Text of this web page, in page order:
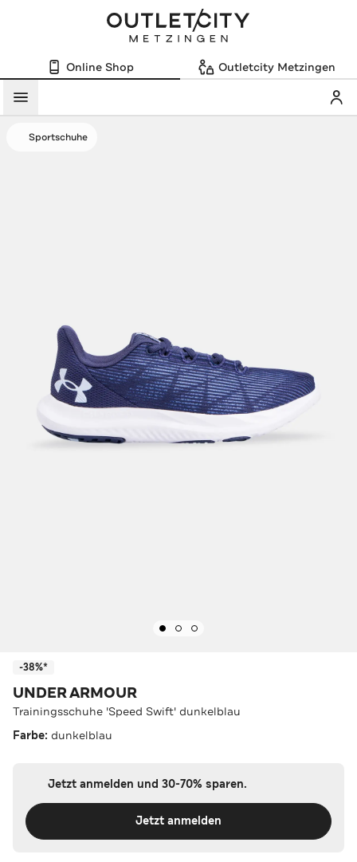
Online Shop Outletcity Metzingen
Menü
Sportschuhe
-38%*
UNDER ARMOUR
Trainingsschuhe 'Speed Swift' dunkelblau
Farbe: dunkelblau
Jetzt anmelden und 30-70% sparen.
Jetzt anmelden